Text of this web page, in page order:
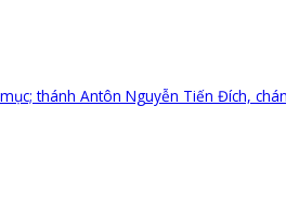
thánh Antôn Nguyễn Tiến Đích,